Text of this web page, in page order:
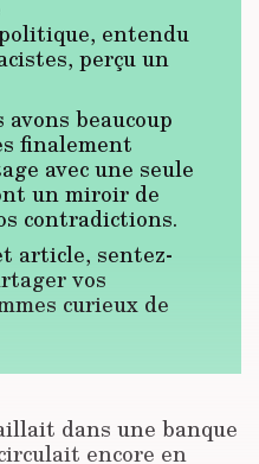
entendu
perçu un
beaucoup
finalement
avec une seule
un miroir de
contradictions.
article, sentez-
vos
curieux de
dans une banque
encore en